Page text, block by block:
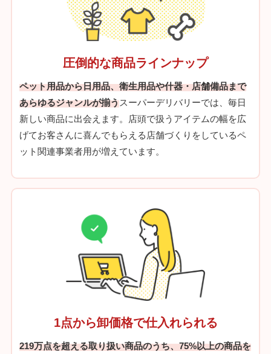
圧倒的な商品ラインナップ
ペット用品から日用品、衛生用品や什器・店舗備品まで
あらゆるジャンルが揃うスーパーデリバリーでは、毎日
新しい商品に出会えます。店頭で扱うアイテムの幅を広
げてお客さんに喜んでもらえる店舗づくりをしているペ
ット関連事業者用が増えています。
1点から卸価格で仕入れられる
219万点を超える取り扱い商品のうち、75%以上の商品を